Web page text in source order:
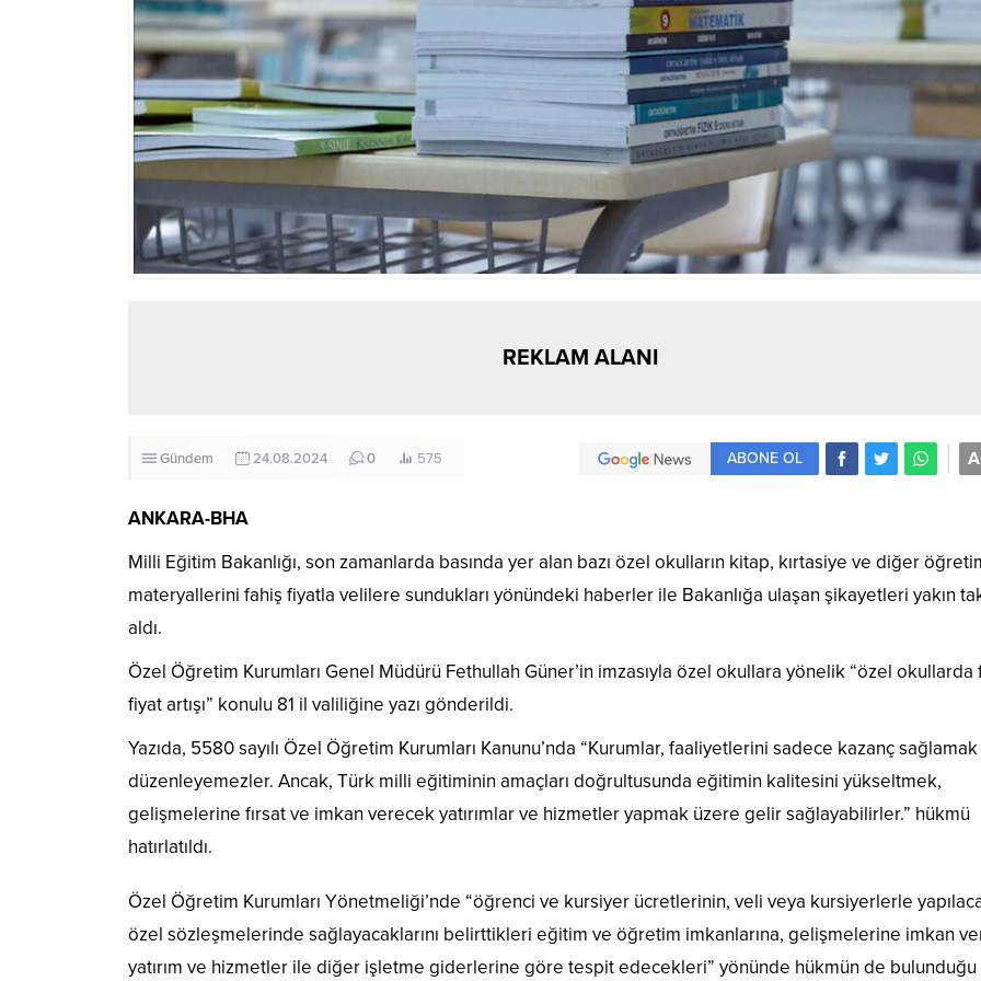
REKLAM ALANI
Gündem 24.08.2024 0 575 A
ABONE OL
ANKARA-BHA
Milli Eğitim Bakanlığı, son zamanlarda basında yer alan bazı özel okulların kitap, kırtasiye ve diğer
materyallerini fahiş fiyatla velilere sundukları yönündeki haberler ile Bakanlığa ulaşan şikayetleri yakın
aldı.
Özel Öğretim Kurumları Genel Müdürü Fethullah Güner’in imzasıyla özel okullara yönelik “özel okullarda
fiyat artışı” konulu 81 il valiliğine yazı gönderildi.
Yazıda, 5580 sayılı Özel Öğretim Kurumları Kanunu’nda “Kurumlar, faaliyetlerini sadece kazanç
düzenleyemezler. Ancak, Türk milli eğitiminin amaçları doğrultusunda eğitimin kalitesini yükseltmek,
gelişmelerine fırsat ve imkan verecek yatırımlar ve hizmetler yapmak üzere gelir sağlayabilirler.” hükmü
hatırlatıldı.
Özel Öğretim Kurumları Yönetmeliği’nde “öğrenci ve kursiyer ücretlerinin, veli veya kursiyerlerle
özel sözleşmelerinde sağlayacaklarını belirttikleri eğitim ve öğretim imkanlarına, gelişmelerine imkan
yatırım ve hizmetler ile diğer işletme giderlerine göre tespit edecekleri” yönünde hükmün de bulunduğu